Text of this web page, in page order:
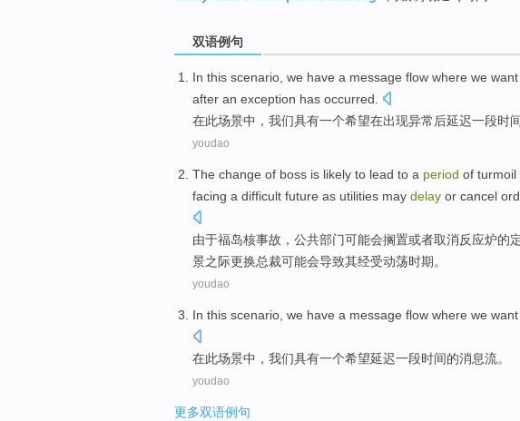
双语例句
In this scenario, we have a message flow where we want
after an exception has occurred.
在此场景中 ， 我们具有一个希望在出现异常后延迟一段时
youdao
The change of boss is likely to lead to a period of turmoil
facing a difficult future as utilities may delay or cancel
由于福岛核事故 ， 公共部门可能会搁置或者取消反应炉的
景之际更换总裁可能会导致其经受动荡时期。
youdao
In this scenario we have a message flow where we
在此场景中 ， 我们具有一个希望延迟一段时间的消息流。
youdao
更多双语例句